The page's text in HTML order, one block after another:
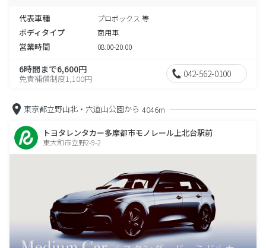
代表車種 プロボックス 等
ボディタイプ 商用車
営業時間 08:00-20:00
6時間まで6,600円
免責補償制度1,100円 042-562-0100
東京都立野山北・六道山公園から 4046m
トヨタレンタカー多摩都市モノレール上北台駅前
東大和市立野2-9-2